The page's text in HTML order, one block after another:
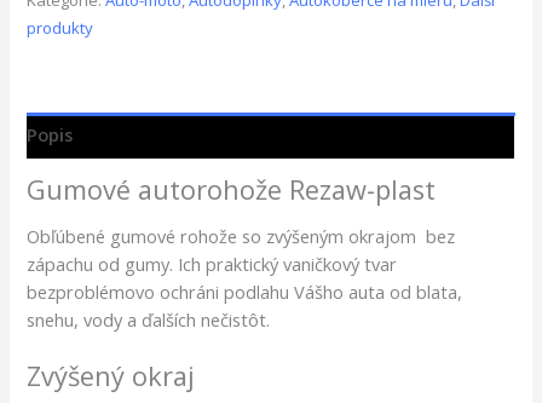
produkty
Popis
Gumové autorohože Rezaw-plast
Obľúbené gumové rohože so zvýšeným okrajom bez
zápachu od gumy. Ich praktický vaničkový tvar
bezproblémovo ochráni podlahu Vášho auta od blata,
snehu, vody a ďalších nečistôt.
Zvýšený okraj